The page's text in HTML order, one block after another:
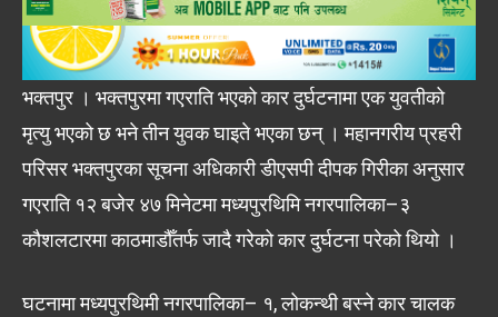
भक्तपुर । भक्तपुरमा गएराति भएको कार दुर्घटनामा एक युवतीको
मृत्यु भएको छ भने तीन युवक घाइते भएका छन् । महानगरीय प्रहरी
परिसर भक्तपुरका सूचना अधिकारी डीएसपी दीपक गिरीका अनुसार
गएराति १२ बजेर ४७ मिनेटमा मध्यपुरथिमि नगरपालिका–३
कौशलटारमा काठमाडौँतर्फ जादै गरेको कार दुर्घटना परेको थियो ।
घटनामा मध्यपुरथिमी नगरपालिका– १, लोकन्थी बस्ने कार चालक